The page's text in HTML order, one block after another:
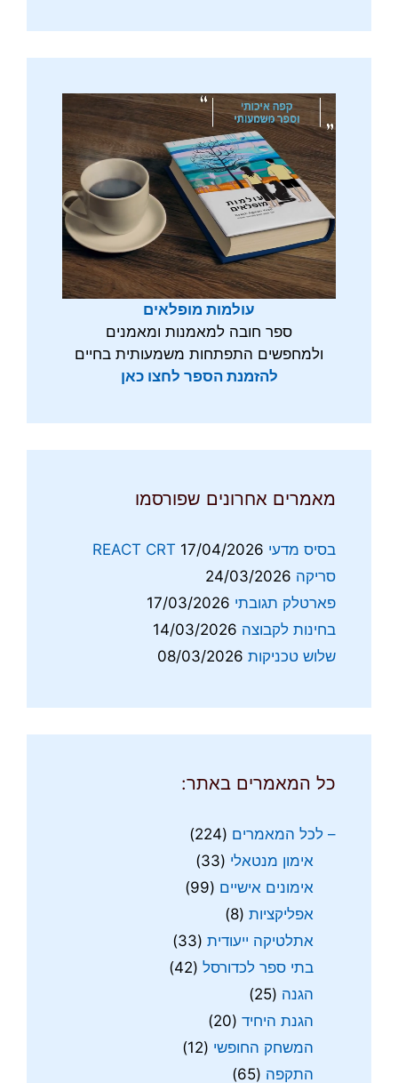
עולמות מופלאים
ספר חובה למאמנות ומאמנים
ולמחפשים התפתחות משמעותית בחיים
להזמנת הספר לחצו כאן
מאמרים אחרונים שפורסמו
בסיס מדעי REACT CRT 17/04/2026
סריקה 24/03/2026
פארטלק תגובתי 17/03/2026
בחינות לקבוצה 14/03/2026
שלוש טכניקות 08/03/2026
כל המאמרים באתר:
– לכל המאמרים (224)
אימון מנטאלי (33)
אימונים אישיים (99)
אפליקציות (8)
אתלטיקה ייעודית (33)
בתי ספר לכדורסל (42)
הגנה (25)
הגנת היחיד (20)
המשחק החופשי (12)
התקפה (65)